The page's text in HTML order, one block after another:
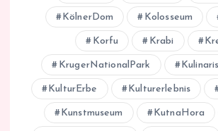
KölnerDom Kolosseum
Korfu Krabi
KrugerNationalPark
KulturErbe Kulturerlebnis
Kunstmuseum KutnaHora